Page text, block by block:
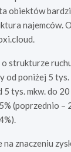
obiektów
najemców.
strukturze
od poniżej 5
5 tys. mkw. do
(poprzednio
na znaczeniu